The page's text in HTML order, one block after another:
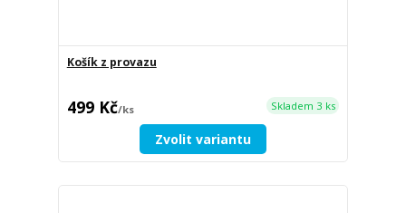
Košík z provazu
499 Kč/ks Skladem 3 ks
Zvolit variantu